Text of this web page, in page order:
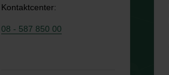
Kontaktcenter:
08 - 587 850 00